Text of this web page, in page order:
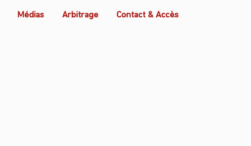
Médias Arbitrage Contact & Accès